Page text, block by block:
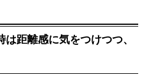
距離感に気をつけつつ、